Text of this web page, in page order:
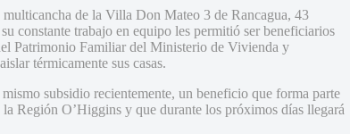
de la Villa Don Mateo 3 de Rancagua, 43
constante trabajo en equipo les permitió ser beneficiarios
Patrimonio Familiar del Ministerio de Vivienda y
térmicamente sus casas.
subsidio recientemente, un beneficio que forma parte
Región O’Higgins y que durante los próximos días llegará